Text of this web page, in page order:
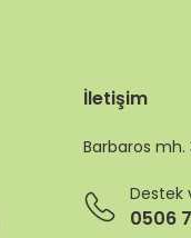
İletişim
Barbaros mh.
Destek
0506